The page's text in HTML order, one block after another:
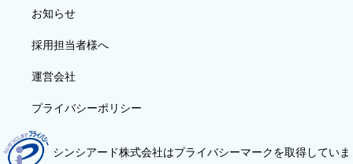
お知らせ
採用担当者様へ
運営会社
プライバシーポリシー
シンシアード株式会社はプライバシーマークを取得していま